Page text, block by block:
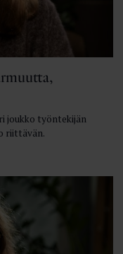
joukko työntekijän
riittävän.